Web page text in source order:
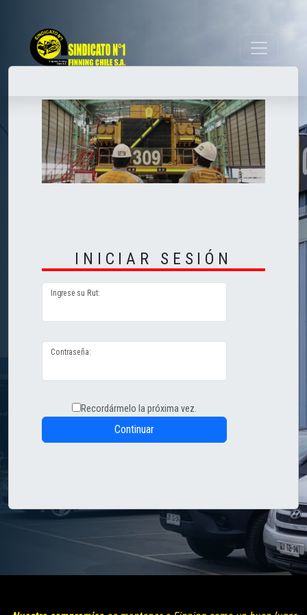
INICIAR SESIÓN
Ingrese su Rut:
Contraseña:
Recordármelo la próxima vez.